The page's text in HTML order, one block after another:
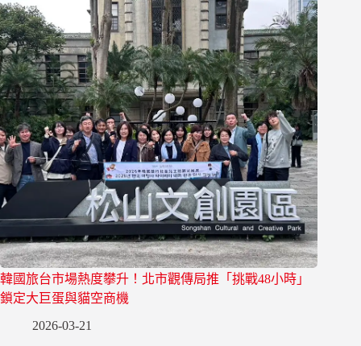
韓國旅台市場熱度攀升！北市觀傳局推「挑戰48小時」
鎖定大巨蛋與貓空商機
2026-03-21